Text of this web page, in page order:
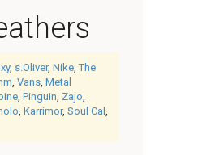
, s.Oliver, Nike,The
, Vans, Metal
, Pinguin, Zajo,
, Karrimor, Soul Cal ,